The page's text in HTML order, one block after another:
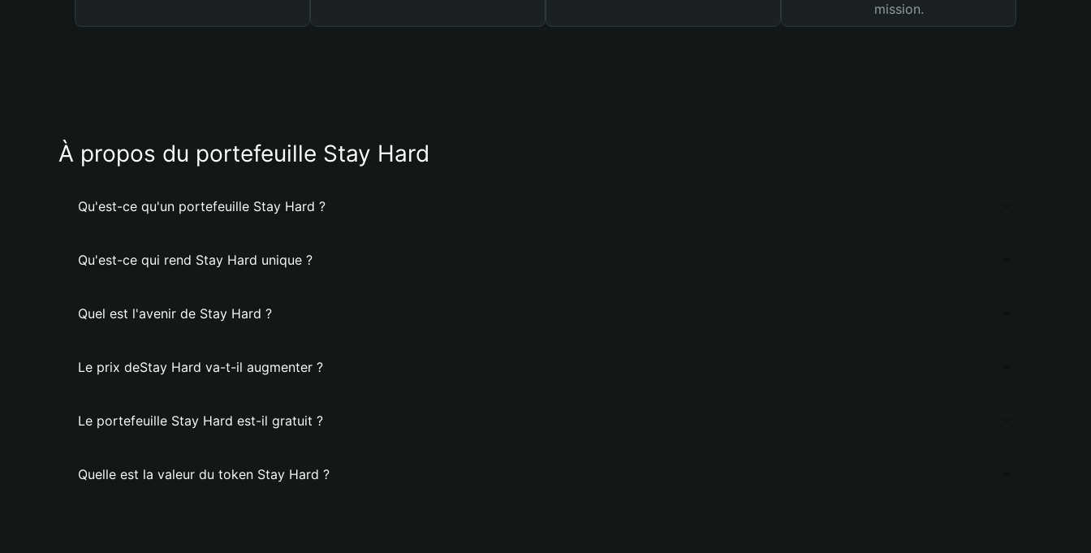
mission.
À propos du portefeuille Stay Hard
Qu'est-ce qu'un portefeuille Stay Hard ?
Qu'est-ce qui rend Stay Hard unique ?
Quel est l'avenir de Stay Hard ?
Le prix deStay Hard va-t-il augmenter ?
Le portefeuille Stay Hard est-il gratuit ?
Quelle est la valeur du token Stay Hard ?